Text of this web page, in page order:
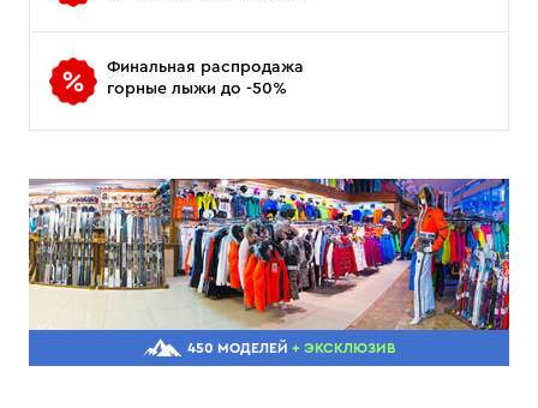
Финальная распродажа
горные лыжи до -50%
450 МОДЕЛЕЙ + ЭКСКЛЮЗИВ